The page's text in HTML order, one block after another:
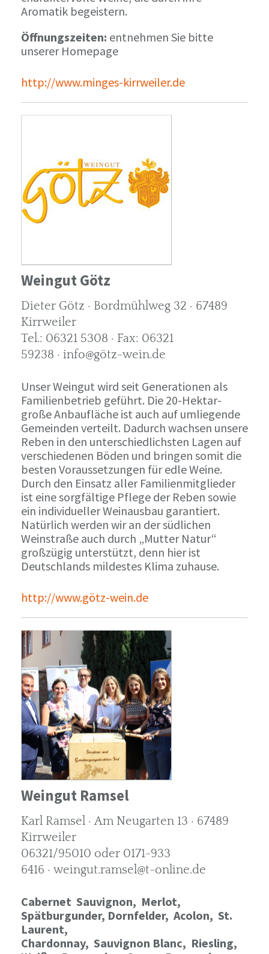
Aromatik begeistern.
Öffnungszeiten: entnehmen Sie bitte
unserer Homepage
http://www.minges-kirrweiler.de
Weingut Götz
Dieter Götz · Bordmühlweg 32 · 67489
Kirrweiler
Tel.: 06321 5308 · Fax: 06321
59238 · info@götz-wein.de
Unser Weingut wird seit Generationen als
Familienbetrieb geführt. Die 20-Hektar-
große Anbaufläche ist auch auf umliegende
Gemeinden verteilt. Dadurch wachsen unsere
Reben in den unterschiedlichsten Lagen auf
verschiedenen Böden und bringen somit die
besten Voraussetzungen für edle Weine.
Durch den Einsatz aller Familienmitglieder
ist eine sorgfältige Pflege der Reben sowie
ein individueller Weinausbau garantiert.
Natürlich werden wir an der südlichen
Weinstraße auch durch „Mutter Natur“
großzügig unterstützt, denn hier ist
Deutschlands mildestes Klima zuhause.
http://www.götz-wein.de
Weingut Ramsel
Karl Ramsel · Am Neugarten 13 · 67489
Kirrweiler
06321/95010 oder 0171-933
6416 · weingut.ramsel@t-online.de
Cabernet Sauvignon, Merlot,
Spätburgunder, Dornfelder, Acolon, St.
Laurent,
Chardonnay, Sauvignon Blanc, Riesling,